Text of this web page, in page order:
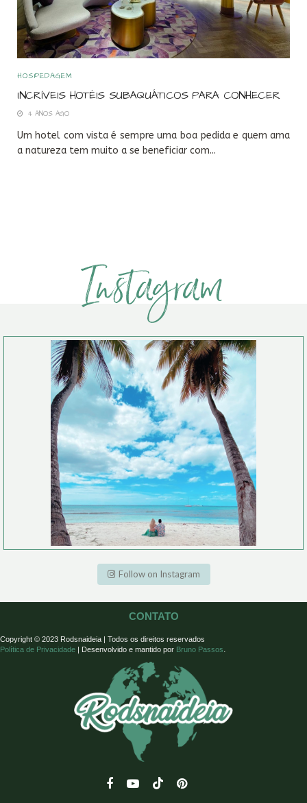
HOSPEDAGEM
INCRÍVEIS HOTÉIS SUBAQUÁTICOS PARA CONHECER
4 ANOS AGO
Um hotel com vista é sempre uma boa pedida e quem ama
a natureza tem muito a se beneficiar com...
Instagram
Follow on Instagram
CONTATO
Copyright © 2023 Rodsnaideia | Todos os direitos reservados
Política de Privacidade | Desenvolvido e mantido por Bruno Passos